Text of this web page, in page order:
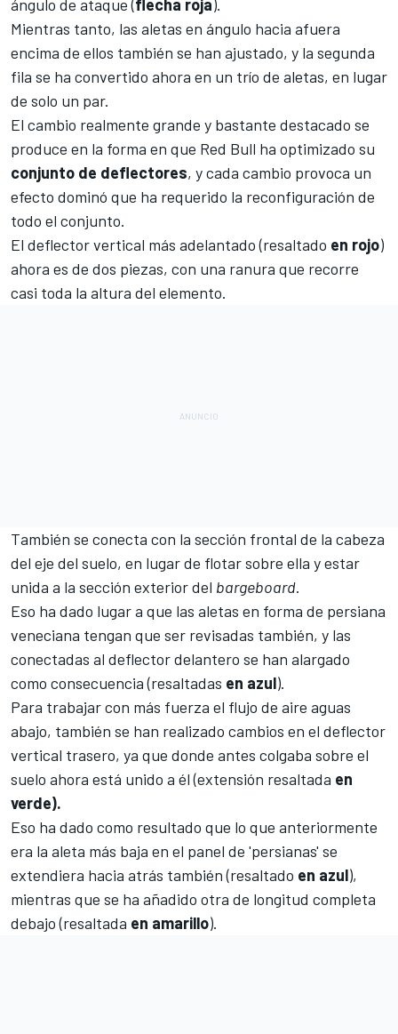
ángulo de ataque (flecha roja).
Mientras tanto, las aletas en ángulo hacia afuera
encima de ellos también se han ajustado, y la segunda
fila se ha convertido ahora en un trío de aletas, en lugar
de solo un par.
El cambio realmente grande y bastante destacado se
produce en la forma en que Red Bull ha optimizado su
conjunto de deflectores, y cada cambio provoca un
efecto dominó que ha requerido la reconfiguración de
todo el conjunto.
El deflector vertical más adelantado (resaltado en rojo)
ahora es de dos piezas, con una ranura que recorre
casi toda la altura del elemento.
También se conecta con la sección frontal de la cabeza
del eje del suelo, en lugar de flotar sobre ella y estar
unida a la sección exterior del bargeboard.
Eso ha dado lugar a que las aletas en forma de persiana
veneciana tengan que ser revisadas también, y las
conectadas al deflector delantero se han alargado
como consecuencia (resaltadas en azul).
Para trabajar con más fuerza el flujo de aire aguas
abajo, también se han realizado cambios en el deflector
vertical trasero, ya que donde antes colgaba sobre el
suelo ahora está unido a él (extensión resaltada en
verde).
Eso ha dado como resultado que lo que anteriormente
era la aleta más baja en el panel de 'persianas' se
extendiera hacia atrás también (resaltado en azul),
mientras que se ha añadido otra de longitud completa
debajo (resaltada en amarillo).